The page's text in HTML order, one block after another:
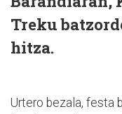
Treku
hitza.
Urtero bezala, festa